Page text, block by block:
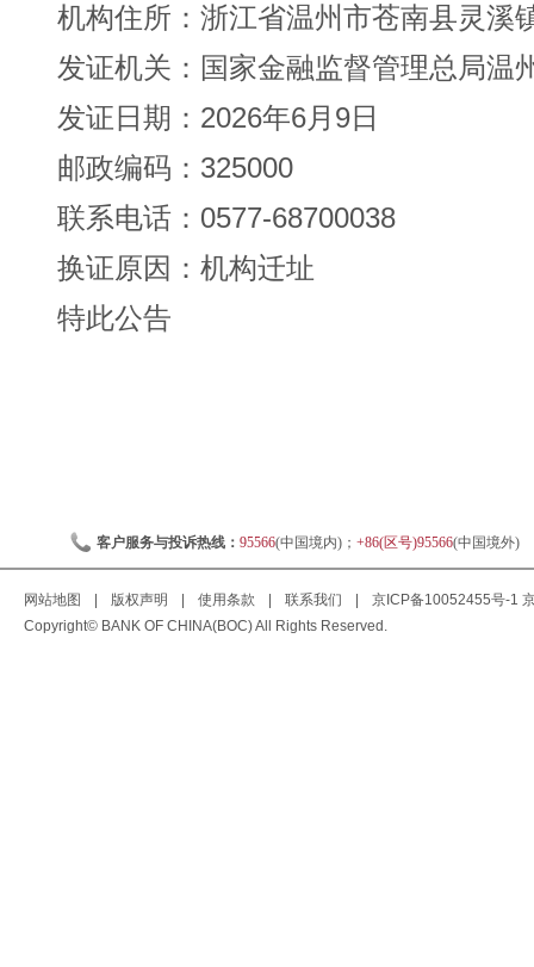
机构住所：浙江省温州市苍南县灵溪
发证机关：国家金融监督管理总局温
发证日期：2026年6月9日
邮政编码：325000
联系电话：0577-68700038
换证原因：机构迁址
特此公告
客户服务与投诉热线： 95566(中国境内)； +86(区号)95566(中国境外)
网站地图 版权声明 使用条款 联系我们 京ICP备10052455号-1
Copyright© BANK OF CHINA(BOC) All Rights Reserved.